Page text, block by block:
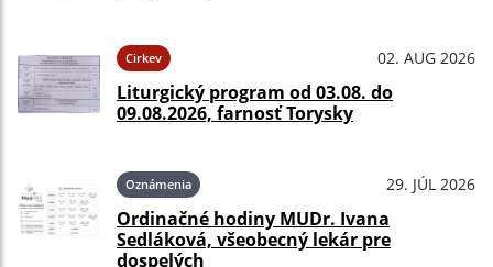
Cirkev 02. AUG 2026
Liturgický program od 03.08. do
09.08.2026, farnosť Torysky
Oznámenia 29. JÚL 2026
Ordinačné hodiny MUDr. Ivana
Sedláková, všeobecný lekár pre
dospelých